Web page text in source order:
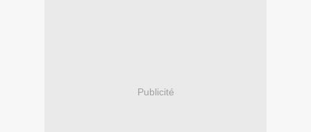
Publicité